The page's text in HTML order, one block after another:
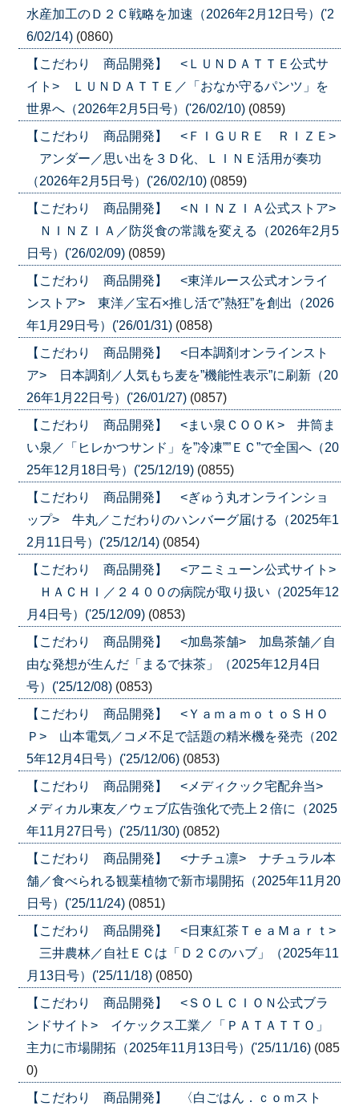
水産加工のＤ２Ｃ戦略を加速（2026年2月12日号）('2
6/02/14) (0860)
【こだわり 商品開発】 <ＬＵＮＤＡＴＴＥ公式サ
イト> ＬＵＮＤＡＴＴＥ／「おなか守るパンツ」を
世界へ（2026年2月5日号）('26/02/10) (0859)
【こだわり 商品開発】 <ＦＩＧＵＲＥ ＲＩＺＥ>
アンダー／思い出を３Ｄ化、ＬＩＮＥ活用が奏功
（2026年2月5日号）('26/02/10) (0859)
【こだわり 商品開発】 <ＮＩＮＺＩＡ公式ストア>
ＮＩＮＺＩＡ／防災食の常識を変える（2026年2月5
日号）('26/02/09) (0859)
【こだわり 商品開発】 <東洋ルース公式オンライ
ンストア> 東洋／宝石×推し活で”熱狂”を創出（2026
年1月29日号）('26/01/31) (0858)
【こだわり 商品開発】 <日本調剤オンラインスト
ア> 日本調剤／人気もち麦を”機能性表示”に刷新（20
26年1月22日号）('26/01/27) (0857)
【こだわり 商品開発】 <まい泉ＣＯＯＫ> 井筒ま
い泉／「ヒレかつサンド」を”冷凍””ＥＣ”で全国へ（20
25年12月18日号）('25/12/19) (0855)
【こだわり 商品開発】 <ぎゅう丸オンラインショ
ップ> 牛丸／こだわりのハンバーグ届ける（2025年1
2月11日号）('25/12/14) (0854)
【こだわり 商品開発】 <アニミューン公式サイト>
ＨＡＣＨＩ／２４００の病院が取り扱い（2025年12
月4日号）('25/12/09) (0853)
【こだわり 商品開発】 <加島茶舗> 加島茶舗／自
由な発想が生んだ「まるで抹茶」（2025年12月4日
号）('25/12/08) (0853)
【こだわり 商品開発】 <ＹａｍａｍｏｔｏＳＨＯ
Ｐ> 山本電気／コメ不足で話題の精米機を発売（202
5年12月4日号）('25/12/06) (0853)
【こだわり 商品開発】 <メディクック宅配弁当>
メディカル東友／ウェブ広告強化で売上２倍に（2025
年11月27日号）('25/11/30) (0852)
【こだわり 商品開発】 <ナチュ凛> ナチュラル本
舗／食べられる観葉植物で新市場開拓（2025年11月20
日号）('25/11/24) (0851)
【こだわり 商品開発】 <日東紅茶ＴｅａＭａｒｔ>
三井農林／自社ＥＣは「Ｄ２Ｃのハブ」（2025年11
月13日号）('25/11/18) (0850)
【こだわり 商品開発】 <ＳＯＬＣＩＯＮ公式ブラ
ンドサイト> イケックス工業／「ＰＡＴＡＴＴＯ」
主力に市場開拓（2025年11月13日号）('25/11/16) (085
0)
【こだわり 商品開発】 〈白ごはん．ｃｏｍスト